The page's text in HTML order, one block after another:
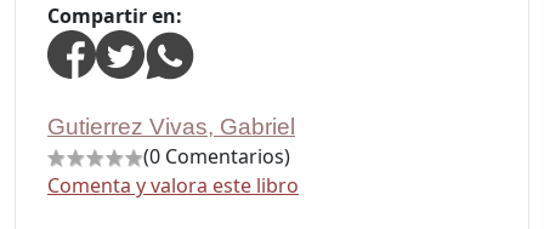
Compartir en:
Gutierrez Vivas, Gabriel
(0 Comentarios)
Comenta y valora este libro